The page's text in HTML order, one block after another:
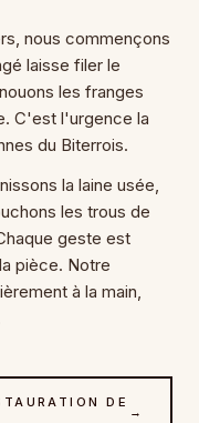
nous commençons
laisse filer le
les franges
C'est l'urgence la
du Biterrois.
la laine usée,
les trous de
geste est
pièce. Notre
à la main,
DE
→